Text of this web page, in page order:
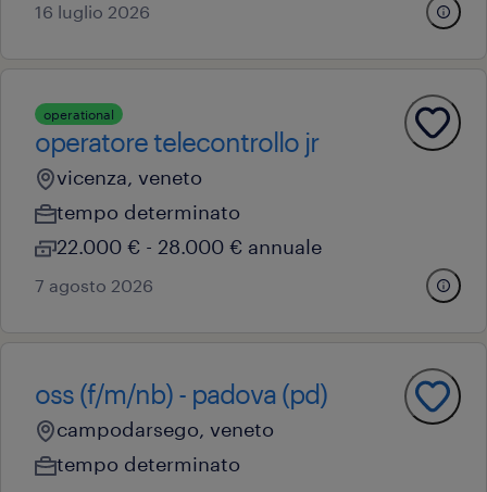
16 luglio 2026
operational
operatore telecontrollo jr
vicenza, veneto
tempo determinato
22.000 € - 28.000 € annuale
7 agosto 2026
oss (f/m/nb) - padova (pd)
campodarsego, veneto
tempo determinato